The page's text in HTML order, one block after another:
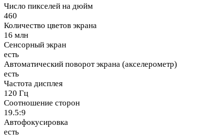
Число пикселей на дюйм
460
Количество цветов экрана
16 млн
Сенсорный экран
есть
Автоматический поворот экрана (акселерометр)
есть
Частота дисплея
120 Гц
Соотношение сторон
19.5:9
Автофокусировка
есть